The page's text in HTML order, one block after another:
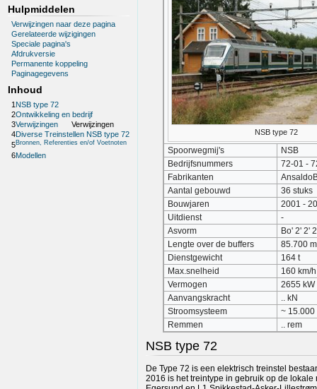
Hulpmiddelen
Verwijzingen naar deze pagina
Gerelateerde wijzigingen
Speciale pagina's
Afdrukversie
Permanente koppeling
Paginagegevens
Inhoud
1 NSB type 72
2Ontwikkeling en bedrijf
3Verwijzingen
Verwijzingen
4Diverse Treinstellen NSB type 72
5Bronnen, Referenties en/of Voetnoten
6Modellen
NSB type 72
Spoorwegmij's
NSB
Bedrijfsnummers
72-01 -
Fabrikanten
Aantal gebouwd
36 stuks
Bouwjaren
2001 -
Uitdienst
-
Asvorm
Bo' 2' 2'
Lengte over de buffers
85.700
Dienstgewicht
164 t
Max.snelheid
160 km/h
Vermogen
2655 kW
Aanvangskracht
.. kN
Stroomsysteem
~ 15.000
Remmen
.. rem
NSB type 72
De Type 72 is een elektrisch treinstel
2016 is het treintype in gebruik op de